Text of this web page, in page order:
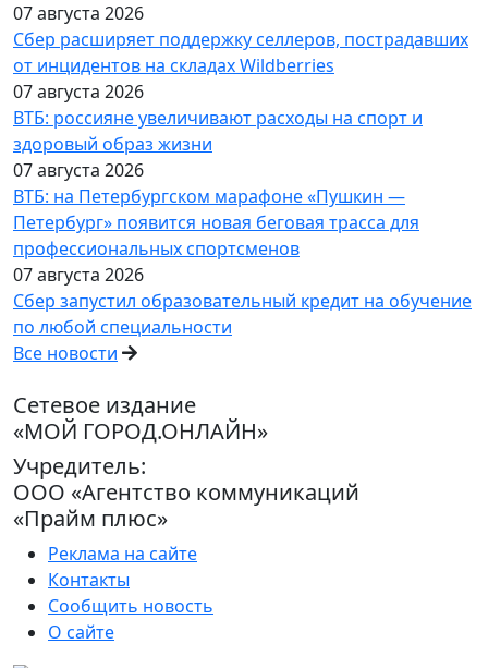
07 августа 2026
Сбер расширяет поддержку селлеров, пострадавших
от инцидентов на складах Wildberries
07 августа 2026
ВТБ: россияне увеличивают расходы на спорт и
здоровый образ жизни
07 августа 2026
ВТБ: на Петербургском марафоне «Пушкин —
Петербург» появится новая беговая трасса для
профессиональных спортсменов
07 августа 2026
Сбер запустил образовательный кредит на обучение
по любой специальности
Все новости
Сетевое издание
«МОЙ ГОРОД.ОНЛАЙН»
Учредитель:
ООО «Агентство коммуникаций
«Прайм плюс»
Реклама на сайте
Контакты
Сообщить новость
О сайте